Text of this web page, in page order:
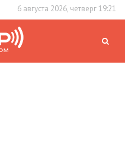
6 августа 2026, четверг 19:21